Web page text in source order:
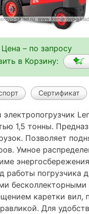
Цена – по запросу
в Корзину:
Сертификат
1,5 тонны.
Позволяет
Умное
работы погрузчика
бесколлекторными
каретки вил,
Для